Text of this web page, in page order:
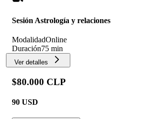
Sesión Astrología y relaciones
ModalidadOnline
Duración75 min
Ver detalles
$80.000 CLP
90 USD